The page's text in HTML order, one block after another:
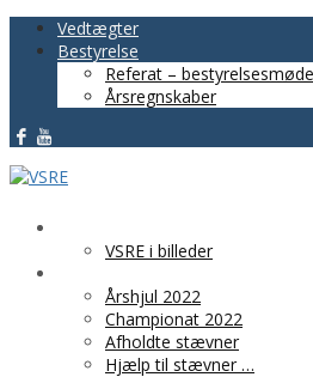
Vedtægter
Bestyrelse
Referat –
Årsregnskaber
VSRE i billeder
Årshjul 2022
Championat 2022
Afholdte stævner
Hjælp til stævner …